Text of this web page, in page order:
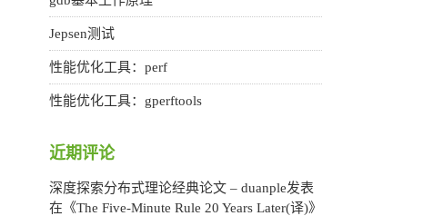
Jepsen测试
性能优化工具：perf
性能优化工具：gperftools
近期评论
深度探索分布式理论经典论文 – duanple发表
在《The Five-Minute Rule 20 Years Later(译)》